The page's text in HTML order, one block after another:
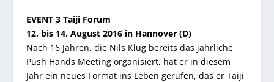
EVENT 3Taiji Forum
12. bis 14. August 2016 in Hannover (D)
Nach 16 Jahren, die Nils Klug bereits das jährliche
Push Hands Meeting organisiert, hat er in diesem
Jahr ein neues Format ins Leben gerufen, das er Taiji